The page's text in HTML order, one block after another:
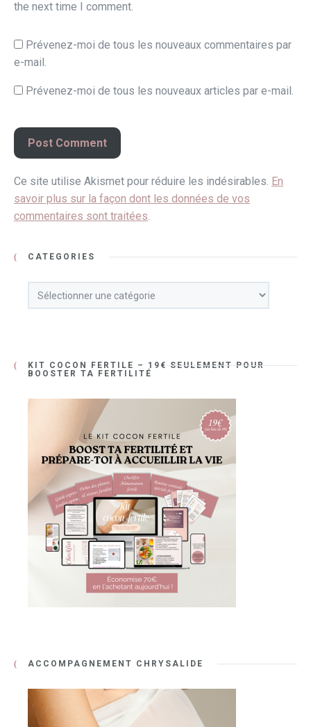
the next time I comment.
Prévenez-moi de tous les nouveaux commentaires par
e-mail.
Prévenez-moi de tous les nouveaux articles par e-mail.
Ce site utilise Akismet pour réduire les indésirables. En
savoir plus sur la façon dont les données de vos
commentaires sont traitées.
CATÉGORIES
KIT COCON FERTILE – 19€ SEULEMENT POUR
BOOSTER TA FERTILITÉ
ACCOMPAGNEMENT CHRYSALIDE